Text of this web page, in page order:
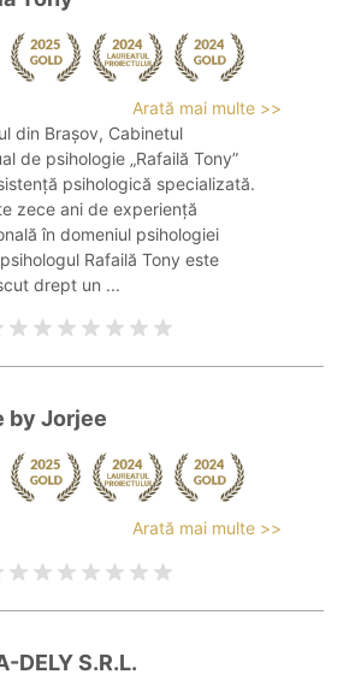
Arată mai multe >>
din Brașov, Cabinetul
de psihologie „Rafailă Tony”
psihologică specializată.
zece ani de experiență
în domeniul psihologiei
Rafailă Tony este
drept un ...
by Jorjee
Arată mai multe >>
DELY S.R.L.